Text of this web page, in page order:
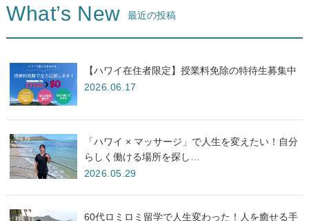
What’s New 最近の投稿
【ハワイ在住者限定】授業料免除の特待生募集中
2026.06.17
「ハワイ × マッサージ」で人生を変えたい！自分
らしく働ける場所を探し…
2026.05.29
60代ロミロミ留学で人生変わった！人を癒せる手